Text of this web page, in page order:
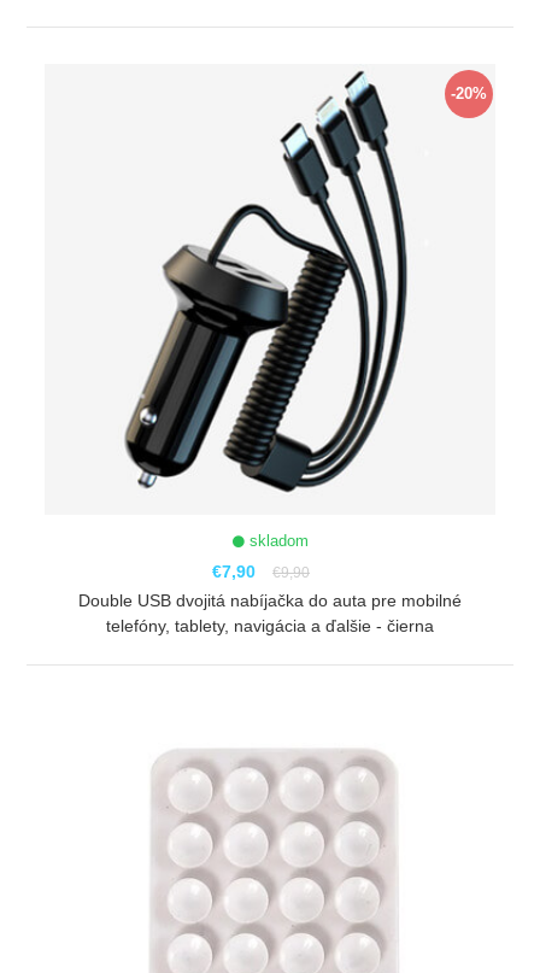
-20%
skladom
€7,90 €9,90
Double USB dvojitá nabíjačka do auta pre mobilné
telefóny, tablety, navigácia a ďalšie - čierna